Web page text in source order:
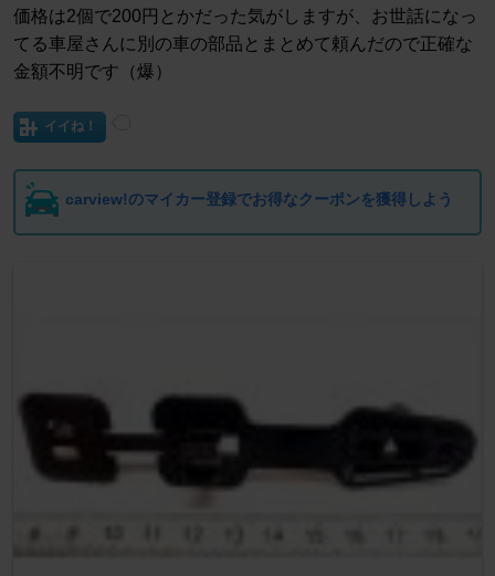
価格は2個で200円とかだった気がしますが、お世話になっ
てる車屋さんに別の車の部品とまとめて頼んだので正確な
金額不明です（爆）
イイね！
carview!のマイカー登録でお得なクーポンを獲得しよう